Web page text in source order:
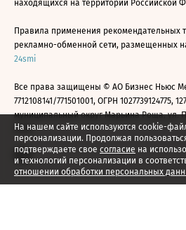
На нашем сайте используются cookie-
персонализации. Продолжая
подтверждаете свое согласие на
и технологий персонализации в
отношении обработки персональных
находящихся на территории Российской
Правила применения рекомендательных
рекламно-обменной сети, размещенных
24smi
Все права защищены © АО Бизнес Ньюс
7712108141/771501001, ОГРН 1027739124775,
муниципальный округ Марьина Роща, ул.
2026